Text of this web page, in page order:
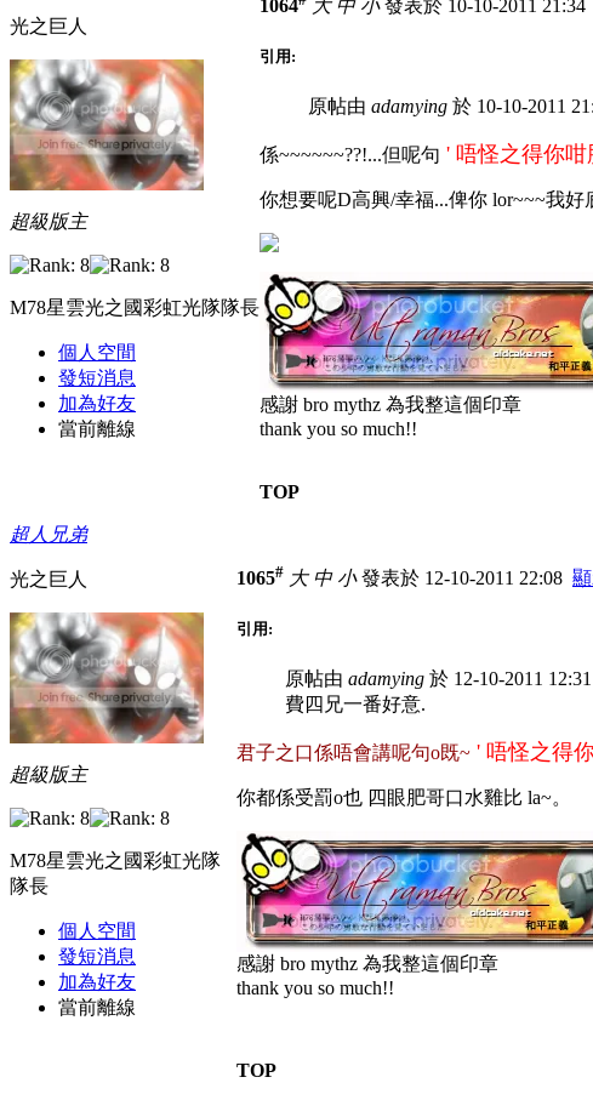
光之巨人
超級版主
M78星雲光之國彩虹光隊隊長
個人空間
發短消息
加為好友
當前離線
1064 大 中 小發表於 10-10-2011 21:34
引用:
原帖由 adamying 於 10-10-2011
係~~~~~~??!...但呢句 ' 唔怪之得你咁
你想要呢D高興/幸福...俾你 lor~~~我好
感謝 bro mythz 為我整這個印章
thank you so much!!
TOP
超人兄弟
光之巨人
超級版主
M78星雲光之國彩虹光隊
隊長
個人空間
發短消息
加為好友
當前離線
1065# 大 中 小發表於 12-10-2011 22:08
引用:
原帖由 adamying 於 12-10-2011
費四兄一番好意.
君子之口係唔會講呢句o既~ ' 唔怪之得
你都係受罰o也 四眼肥哥口水雞比 la~。
感謝 bro mythz 為我整這個印章
thank you so much!!
TOP